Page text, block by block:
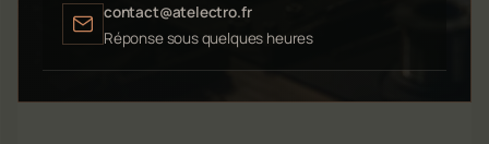
contact@atelectro.fr
Réponse sous quelques heures